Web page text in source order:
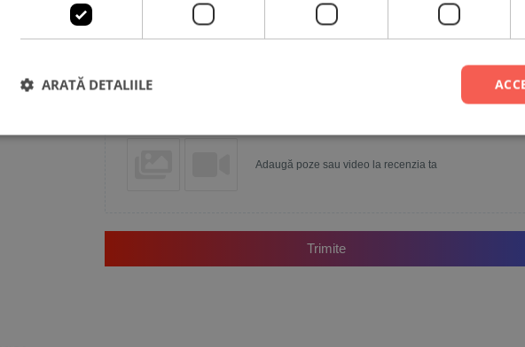
Adaugă poze sau video la recenzia ta
Trimite
ARATĂ DETALIILE